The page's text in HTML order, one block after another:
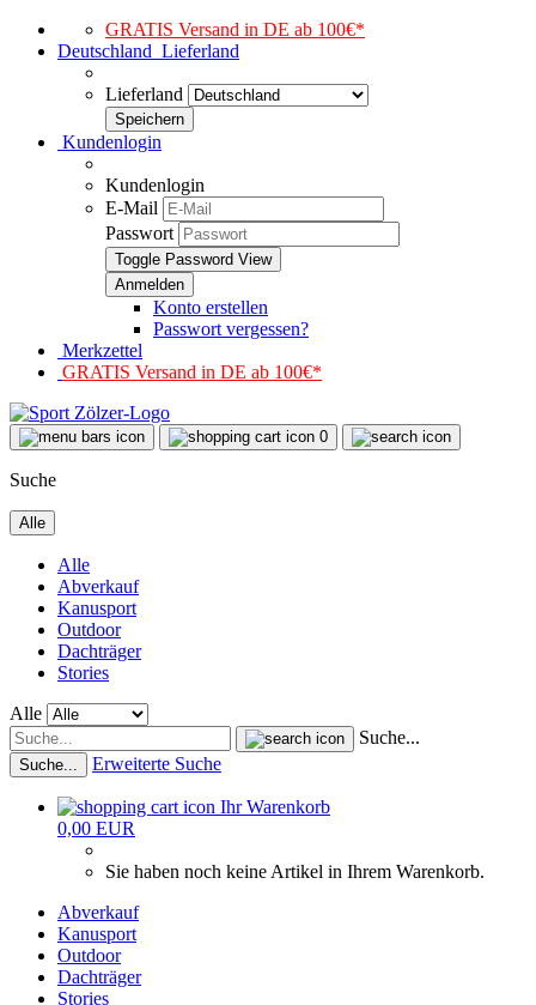
GRATIS Versand in DE ab 100€*
Deutschland Lieferland
Lieferland
Kundenlogin
Kundenlogin
E-Mail
Passwort
Toggle Password View
Konto erstellen
Passwort vergessen?
Merkzettel
GRATIS Versand in DE ab 100€*
0
Suche
Alle
Alle
Abverkauf
Kanusport
Outdoor
Dachträger
Stories
Alle
Suche...
Suche... Erweiterte Suche
Ihr Warenkorb
0,00 EUR
Sie haben noch keine Artikel in Ihrem Warenkorb.
Abverkauf
Kanusport
Outdoor
Dachträger
Stories